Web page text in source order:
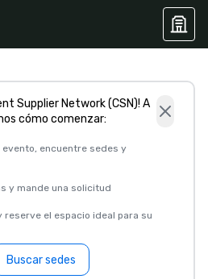
Supplier Network (CSN)! A
cómo comenzar:
encuentre sedes y
y mande una solicitud
reserve el espacio ideal para su
Buscar sedes